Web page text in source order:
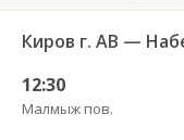
Киров г. АВ —
12:30
Малмыж пов.